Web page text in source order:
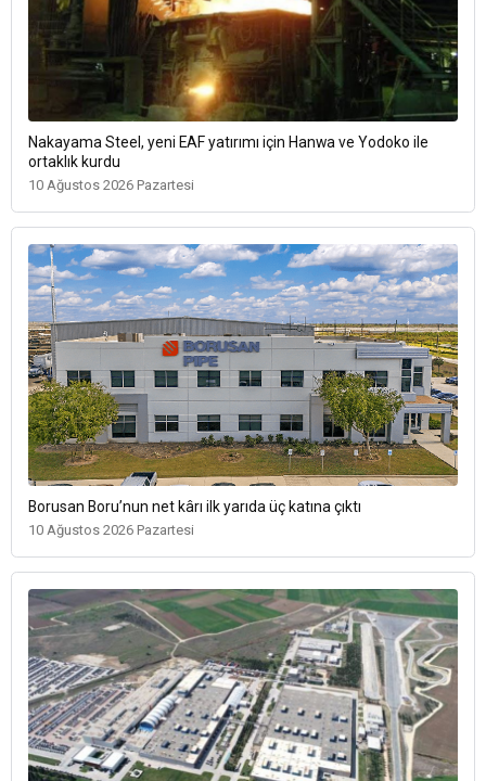
Nakayama Steel, yeni EAF yatırımı için Hanwa ve Yodoko ile
ortaklık kurdu
10 Ağustos 2026 Pazartesi
Borusan Boru’nun net kârı ilk yarıda üç katına çıktı
10 Ağustos 2026 Pazartesi